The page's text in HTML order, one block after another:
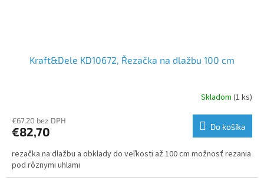
Kraft&Dele KD10672, Řezačka na dlažbu 100 cm
Skladom (1 ks)
€67,20 bez DPH
€82,70 Do košíka
rezačka na dlažbu a obklady do veľkosti až 100 cm možnosť rezania
pod rôznymi uhlami